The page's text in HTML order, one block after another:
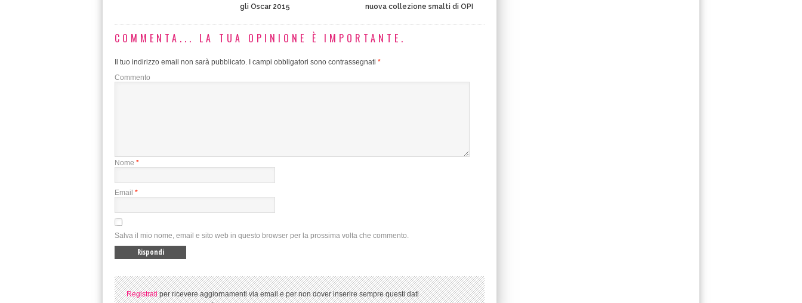
gli Oscar 2015
nuova collezione smalti di OPI
COMMENTA... LA TUA OPINIONE È IMPORTANTE.
Il tuo indirizzo email non sarà pubblicato. I campi obbligatori sono contrassegnati *
Commento
Nome *
Email *
Salva il mio nome, email e sito web in questo browser per la prossima volta che commento.
Registratiper ricevere aggiornamenti via email e per non dover inserire sempre questi dati